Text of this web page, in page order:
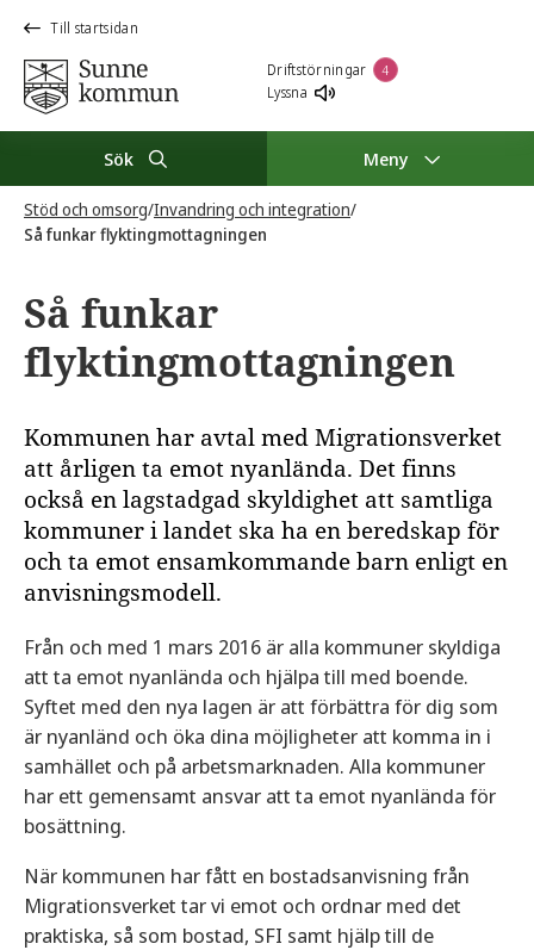
Till startsidan
Driftstörningar 4
Lyssna
Sök Meny
Stöd och omsorg/Invandring och integration/
Så funkar flyktingmottagningen
Så funkar
flyktingmottagningen
Kommunen har avtal med Migrationsverket
att årligen ta emot nyanlända. Det finns
också en lagstadgad skyldighet att samtliga
kommuner i landet ska ha en beredskap för
och ta emot ensamkommande barn enligt en
anvisningsmodell.
Från och med 1 mars 2016 är alla kommuner skyldiga
att ta emot nyanlända och hjälpa till med boende.
Syftet med den nya lagen är att förbättra för dig som
är nyanländ och öka dina möjligheter att komma in i
samhället och på arbetsmarknaden. Alla kommuner
har ett gemensamt ansvar att ta emot nyanlända för
bosättning.
När kommunen har fått en bostadsanvisning från
Migrationsverket tar vi emot och ordnar med det
praktiska, så som bostad, SFI samt hjälp till de